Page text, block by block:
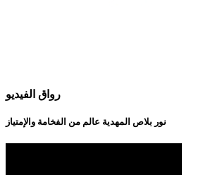
رواق الفيديو
نور بلاص المهدية عالم من الفخامة والإمتياز